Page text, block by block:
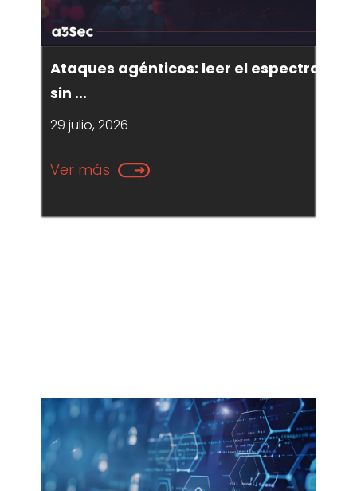
Ataques agénticos: leer el espectro
sin ...
29 julio, 2026
Ver más
Innovación
Experiencia
Innovación
Conócenos